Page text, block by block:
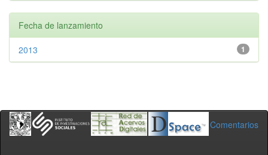
Fecha de lanzamiento
1
2013
Comentarios